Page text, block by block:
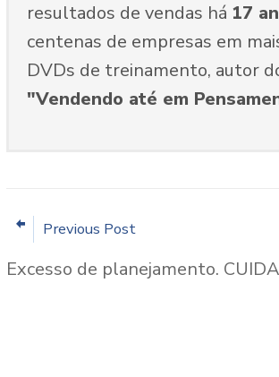
resultados de vendas há 17
centenas de empresas em
DVDs de treinamento, autor
"Vendendo até em
Previous Post
Excesso de planejamento.